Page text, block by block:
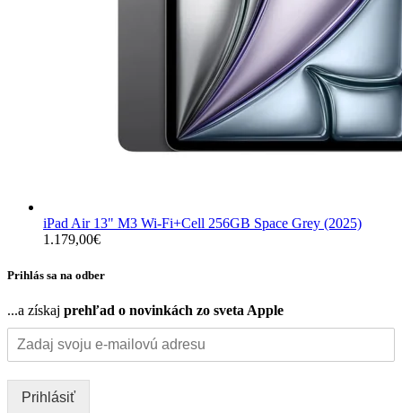
iPad Air 13" M3 Wi-Fi+Cell 256GB Space Grey (2025)
1.179,00€
Prihlás sa na odber
...a získaj prehľad o novinkách zo sveta Apple
Prihlásiť